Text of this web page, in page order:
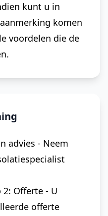
kunt u in
komen
voordelen die de
advies - Neem
2: Offerte - U
offerte